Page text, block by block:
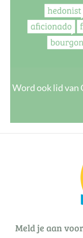
Word ook lid van
Meld je aan